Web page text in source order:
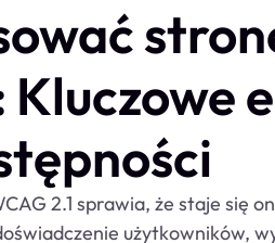
Kluczowe
2.1 sprawia, że staje się
użytkowników,